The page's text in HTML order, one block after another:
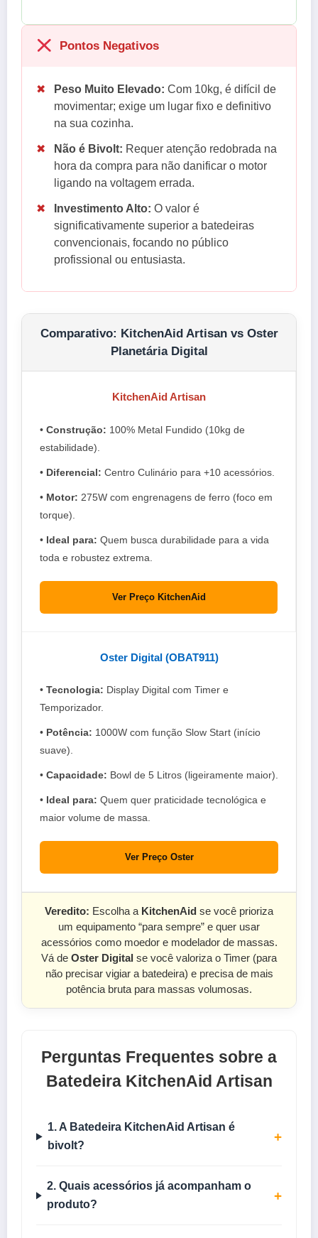
Pontos Negativos
✖ Peso Muito Elevado: Com 10kg, é difícil de
movimentar; exige um lugar fixo e definitivo
na sua cozinha.
✖ Não é Bivolt: Requer atenção redobrada na
hora da compra para não danificar o motor
ligando na voltagem errada.
✖ Investimento Alto: O valor é
significativamente superior a batedeiras
convencionais, focando no público
profissional ou entusiasta.
Comparativo: KitchenAid Artisan vs Oster
Planetária Digital
KitchenAid Artisan
• Construção: 100% Metal Fundido (10kg de
estabilidade).
• Diferencial: Centro Culinário para +10 acessórios.
• Motor: 275W com engrenagens de ferro (foco em
torque).
• Ideal para: Quem busca durabilidade para a vida
toda e robustez extrema.
Ver Preço KitchenAid
Oster Digital (OBAT911)
• Tecnologia: Display Digital com Timer e
Temporizador.
• Potência: 1000W com função Slow Start (início
suave).
• Capacidade: Bowl de 5 Litros (ligeiramente maior).
• Ideal para: Quem quer praticidade tecnológica e
maior volume de massa.
Ver Preço Oster
Veredito: Escolha a KitchenAid se você prioriza
um equipamento “para sempre” e quer usar
acessórios como moedor e modelador de massas.
Vá de Oster Digital se você valoriza o Timer (para
não precisar vigiar a batedeira) e precisa de mais
potência bruta para massas volumosas.
Perguntas Frequentes sobre a
Batedeira KitchenAid Artisan
1. A Batedeira KitchenAid Artisan é
bivolt?
+
2. Quais acessórios já acompanham o
produto?
+